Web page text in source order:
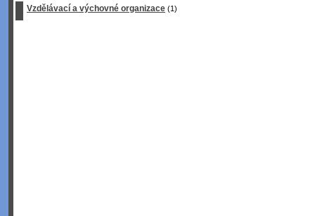
Vzdělávací a výchovné organizace (1)